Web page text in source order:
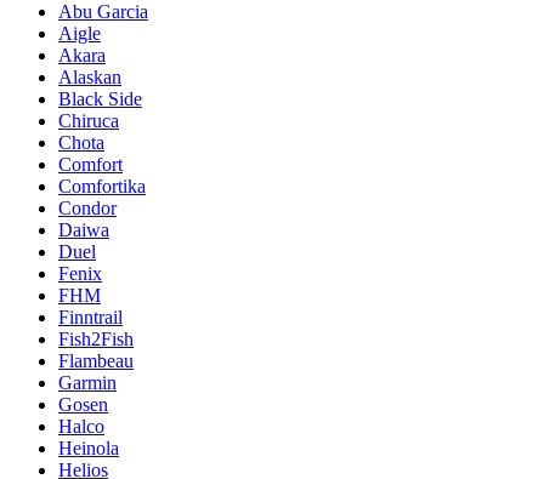
Abu Garcia
Aigle
Akara
Alaskan
Black Side
Chiruca
Chota
Comfort
Comfortika
Condor
Daiwa
Duel
Fenix
FHM
Finntrail
Fish2Fish
Flambeau
Garmin
Gosen
Halco
Heinola
Helios